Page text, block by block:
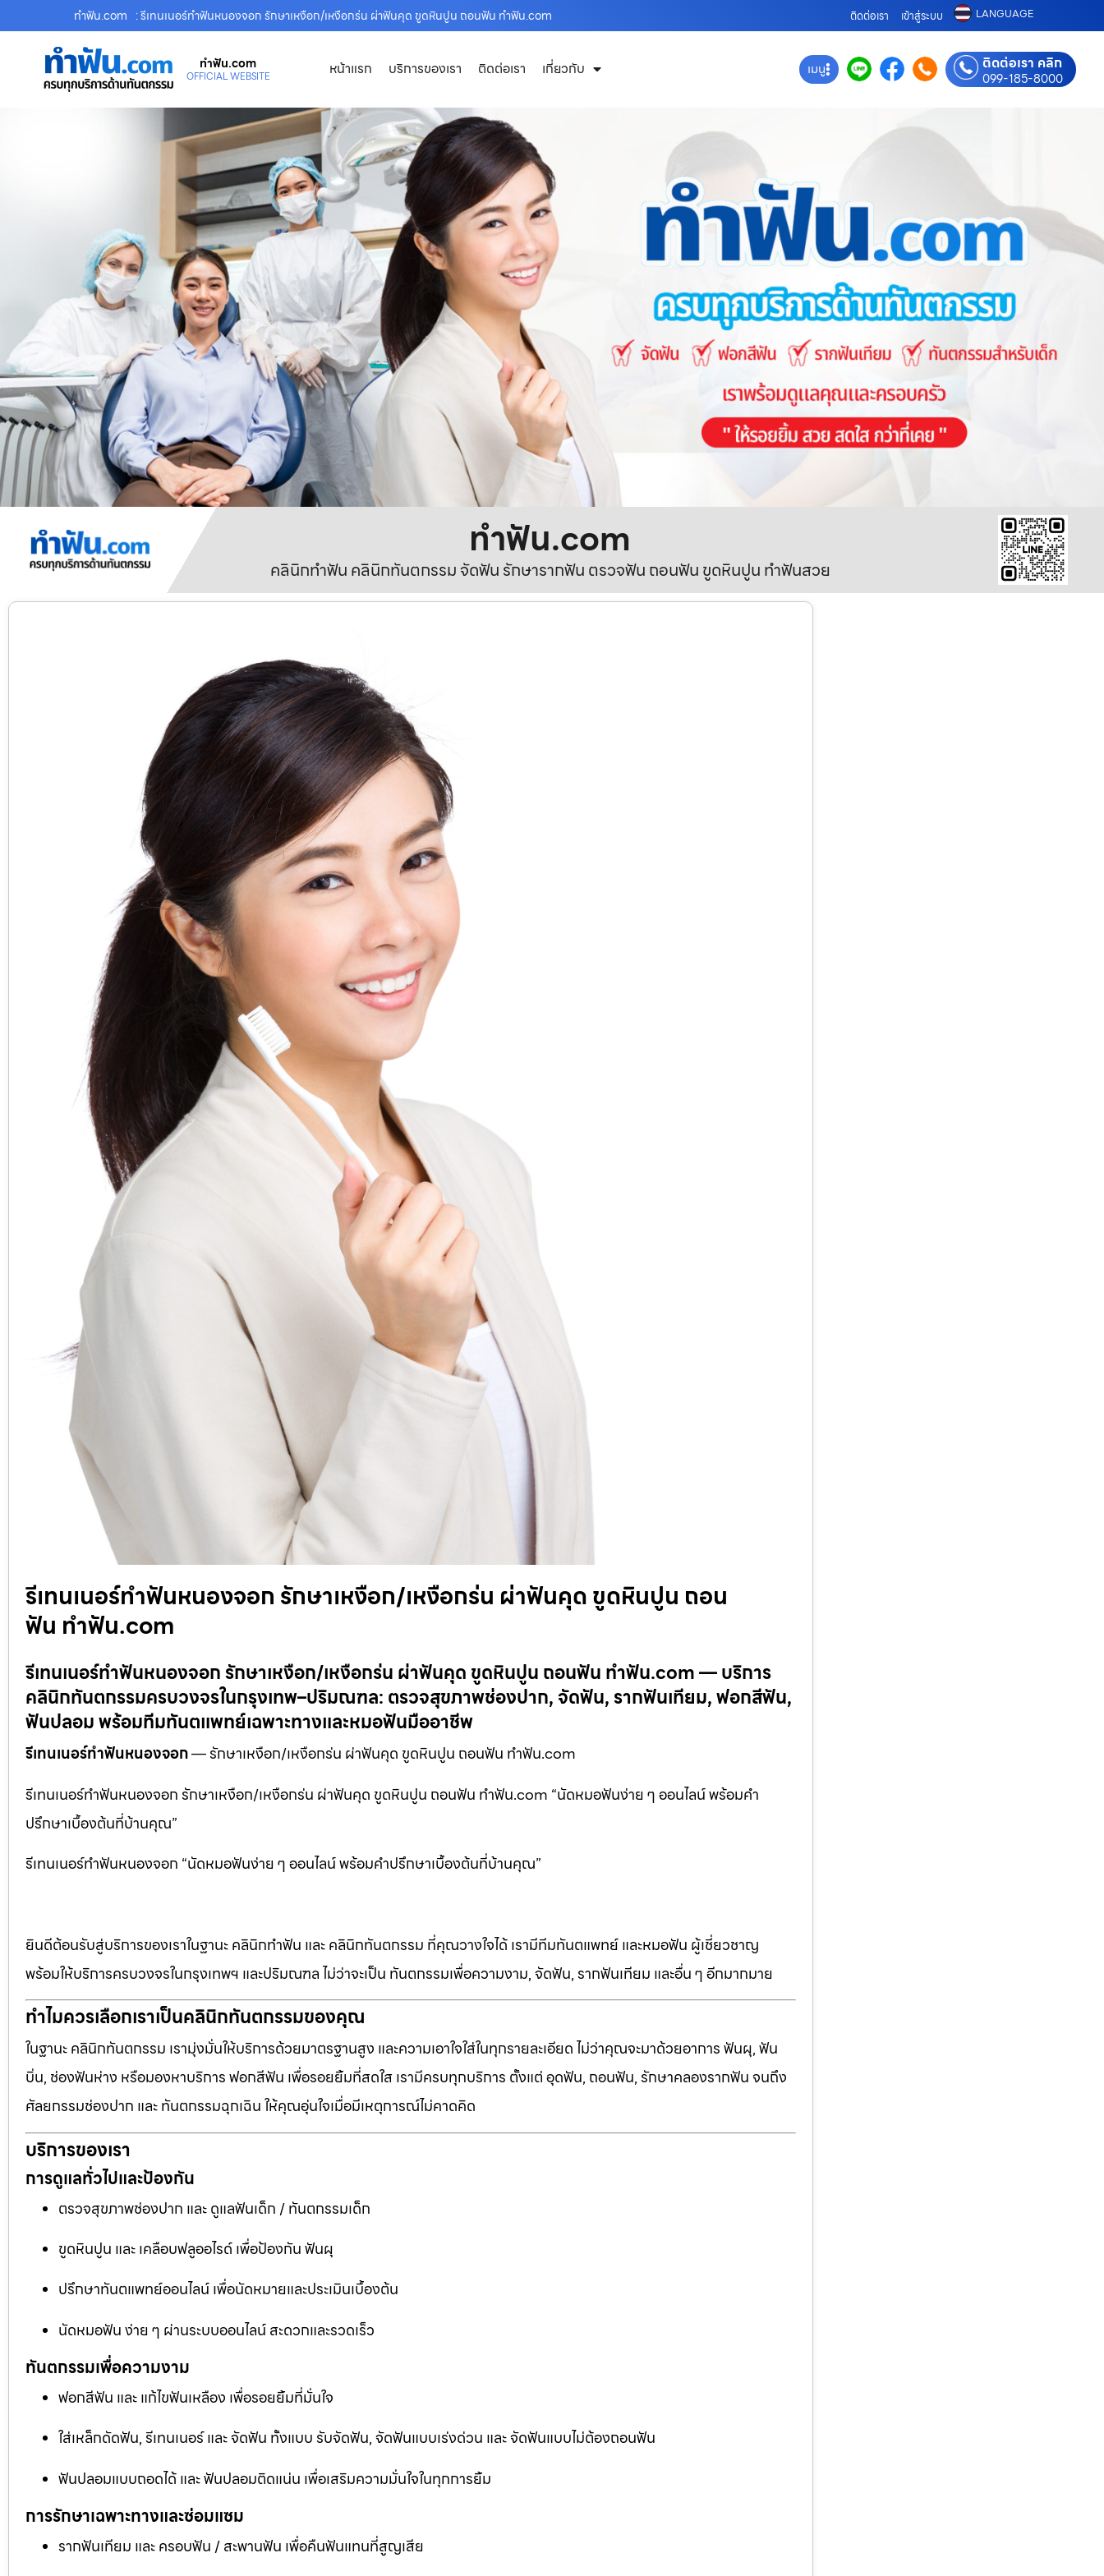
ทําฟัน.com : รีเทนเนอร์ทำฟันหนองจอก รักษาเหงือก/เหงือกร่น ผ่าฟันคุด ขูดหินปูน ถอนฟัน ทำฟัน.com ติดต่อเรา เข้าสู่ระบบ LANGUAGE
ทําฟัน.com
OFFICIAL WEBSITE หน้าแรก บริการของเรา ติดต่อเรา เกี่ยวกับ เมนู ติดต่อเรา คลิก
099-185-8000
ทําฟัน.com
คลินิกทำฟัน คลินิกทันตกรรม จัดฟัน รักษารากฟัน ตรวจฟัน ถอนฟัน ขูดหินปูน ทำฟันสวย
รีเทนเนอร์ทำฟันหนองจอก รักษาเหงือก/เหงือกร่น ผ่าฟันคุด ขูดหินปูน ถอน
ฟัน ทำฟัน.com
รีเทนเนอร์ทำฟันหนองจอก รักษาเหงือก/เหงือกร่น ผ่าฟันคุด ขูดหินปูน ถอนฟัน ทำฟัน.com — บริการ
คลินิกทันตกรรมครบวงจรในกรุงเทพ–ปริมณฑล: ตรวจสุขภาพช่องปาก, จัดฟัน, รากฟันเทียม, ฟอกสีฟัน,
ฟันปลอม พร้อมทีมทันตแพทย์เฉพาะทางและหมอฟันมืออาชีพ
รีเทนเนอร์ทำฟันหนองจอก— รักษาเหงือก/เหงือกร่น ผ่าฟันคุด ขูดหินปูน ถอนฟัน ทำฟัน.com
รีเทนเนอร์ทำฟันหนองจอก รักษาเหงือก/เหงือกร่น ผ่าฟันคุด ขูดหินปูน ถอนฟัน ทำฟัน.com “นัดหมอฟันง่าย ๆ ออนไลน์ พร้อมคำ
ปรึกษาเบื้องต้นที่บ้านคุณ”
รีเทนเนอร์ทำฟันหนองจอก “นัดหมอฟันง่าย ๆ ออนไลน์ พร้อมคำปรึกษาเบื้องต้นที่บ้านคุณ”
ยินดีต้อนรับสู่บริการของเราในฐานะ คลินิกทำฟัน และ คลินิกทันตกรรม ที่คุณวางใจได้ เรามีทีมทันตแพทย์ และหมอฟัน ผู้เชี่ยวชาญ
พร้อมให้บริการครบวงจรในกรุงเทพฯ และปริมณฑล ไม่ว่าจะเป็น ทันตกรรมเพื่อความงาม, จัดฟัน, รากฟันเทียม และอื่น ๆ อีกมากมาย
ทำไมควรเลือกเราเป็นคลินิกทันตกรรมของคุณ
ในฐานะ คลินิกทันตกรรม เรามุ่งมั่นให้บริการด้วยมาตรฐานสูง และความเอาใจใส่ในทุกรายละเอียด ไม่ว่าคุณจะมาด้วยอาการ ฟันผุ, ฟัน
บิ่น, ช่องฟันห่าง หรือมองหาบริการ ฟอกสีฟัน เพื่อรอยยิ้มที่สดใส เรามีครบทุกบริการ ตั้งแต่ อุดฟัน, ถอนฟัน, รักษาคลองรากฟัน จนถึง
ศัลยกรรมช่องปาก และ ทันตกรรมฉุกเฉิน ให้คุณอุ่นใจเมื่อมีเหตุการณ์ไม่คาดคิด
บริการของเรา
การดูแลทั่วไปและป้องกัน
ตรวจสุขภาพช่องปาก และ ดูแลฟันเด็ก / ทันตกรรมเด็ก
ขูดหินปูน และ เคลือบฟลูออไรด์ เพื่อป้องกัน ฟันผุ
ปรึกษาทันตแพทย์ออนไลน์ เพื่อนัดหมายและประเมินเบื้องต้น
นัดหมอฟัน ง่าย ๆ ผ่านระบบออนไลน์ สะดวกและรวดเร็ว
ทันตกรรมเพื่อความงาม
ฟอกสีฟัน และ แก้ไขฟันเหลือง เพื่อรอยยิ้มที่มั่นใจ
ใส่เหล็กดัดฟัน, รีเทนเนอร์ และ จัดฟัน ทั้งแบบ รับจัดฟัน, จัดฟันแบบเร่งด่วน และ จัดฟันแบบไม่ต้องถอนฟัน
ฟันปลอมแบบถอดได้ และ ฟันปลอมติดแน่น เพื่อเสริมความมั่นใจในทุกการยิ้ม
การรักษาเฉพาะทางและซ่อมแซม
รากฟันเทียม และ ครอบฟัน / สะพานฟัน เพื่อคืนฟันแทนที่สูญเสีย